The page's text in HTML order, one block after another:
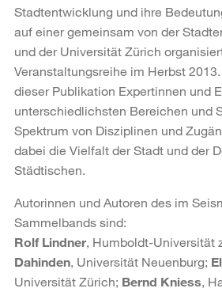
Stadtentwicklung und ihre
auf einer gemeinsam von der
und der Universität Zürich
Veranstaltungsreihe im Herbst
dieser Publikation Expertinnen und
unterschiedlichsten Bereichen und
Spektrum von Disziplinen und
dabei die Vielfalt der Stadt und der
Städtischen.
Autorinnen und Autoren des im
Sammelbands sind:
Rolf Lindner, Humboldt-Universität
Dahinden , Universität Neuenburg;
Universität Zürich; Bernd Kniess ,